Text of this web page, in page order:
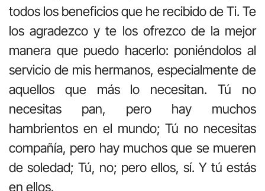
todos los beneficios que he recibido de Ti. Te
los agradezco y te los ofrezco de la mejor
manera que puedo hacerlo: poniéndolos al
servicio de mis hermanos, especialmente de
aquellos que más lo necesitan. Tú no
necesitas pan, pero hay muchos
hambrientos en el mundo; Tú no necesitas
compañía, pero hay muchos que se mueren
de soledad; Tú, no; pero ellos, sí. Y tú estás
en ellos.